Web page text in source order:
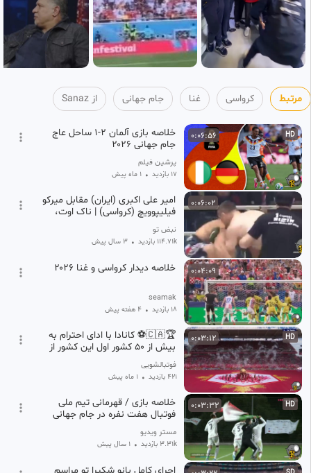
12
برزیل ۲ - ۱ ژاپن در جام جهانی
Sanaz
1 ماه پیش • بازنشر شده
13
0:06:10
جام جهانی ۲۰۲۶ . خلاصه بازی
جهانی
Sanaz
• بازنشر شده
مرتبط کرواسی غنا جام جهانی از Sanaz
HD
0:06:56
خلاصه بازی آلمان ۲-۱ ساحل عاج
جام جهانی ۲۰۲۶
پرشین فیلم
17 بازدید • 1 ماه پیش
0:06:02
امیر علی اکبری (ایران) مقابل میرکو
فیلیپوویچ (کرواسی) | ناک اوت،
مبارزه
نبض تو
114.71k بازدید • 3 سال پیش
0:04:09 خلاصه دیدار کرواسی و غنا ۲۰۲۶
seamak
18 بازدید • ۴ هفته پیش
HD
0:03:12
🏆🇨🇦⚽️ کانادا با ادای احترام به
بیش از 50 کشور اول این کشور از
جام جهانی استقبال کرد.🔥❤️
فوتبالشویی
421 بازدید • 1 ماه پیش
HD
0:03:32
خلاصه بازی / قهرمانی تیم ملی
فوتبال هفت نفره در جام جهانی
مستر ویدیو
3.31k بازدید • 1 سال پیش